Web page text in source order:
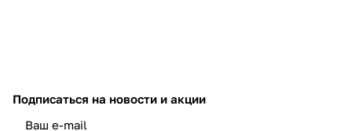
Подписаться на новости и акции